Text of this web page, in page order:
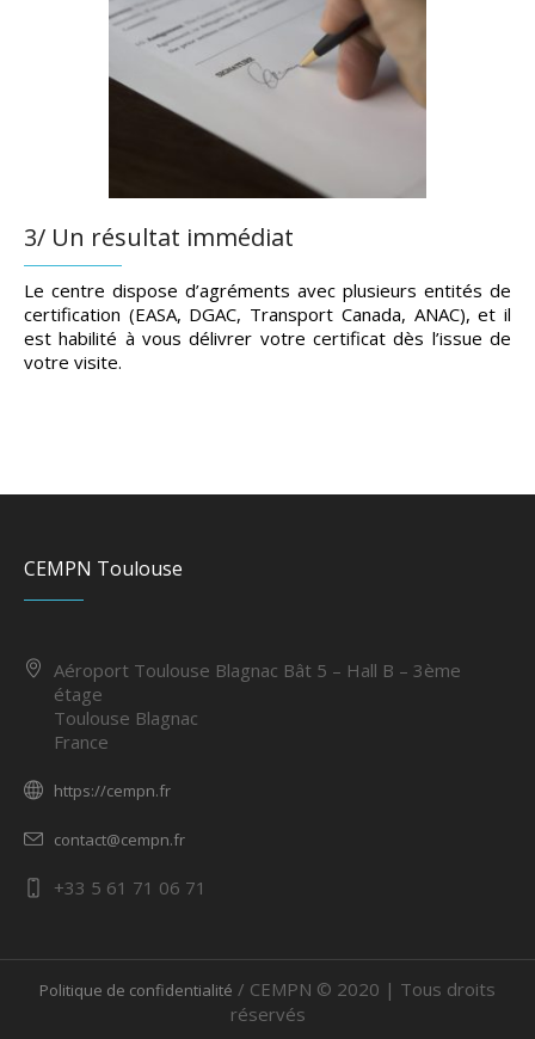
3/ Un résultat immédiat
Le centre dispose d’agréments avec plusieurs entités de
certification (EASA, DGAC, Transport Canada, ANAC), et il
est habilité à vous délivrer votre certificat dès l’issue de
votre visite.
CEMPN Toulouse
Aéroport Toulouse Blagnac Bât 5 – Hall B – 3ème
étage
Toulouse Blagnac
France
https://cempn.fr
contact@cempn.fr
+33 5 61 71 06 71
Politique de confidentialité / CEMPN © 2020 | Tous droits
réservés